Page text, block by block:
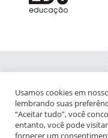
NIPIAC – Núcleo
Adolescência
Universidade Federal do
Usamos cookies em
lembrando suas
“Aceitar tudo”, você
entanto, você pode
fornecer um